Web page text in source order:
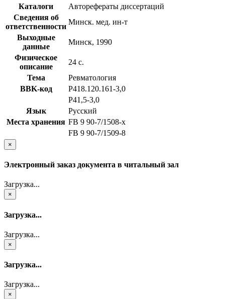
Каталоги
Авторефераты диссертаций
Сведения об
ответственности
Минск. мед. ин-т
Выходные
данные
Минск, 1990
Физическое
описание
24 с.
Тема
Ревматология
BBK-код
Р418.120.161-3,0
Р41,5-3,0
Язык
Русский
Места хранения FB 9 90-7/1508-x
FB 9 90-7/1509-8
×
Электронный заказ документа в читальный зал
Загрузка...
×
Загрузка...
Загрузка...
×
Загрузка...
Загрузка...
×